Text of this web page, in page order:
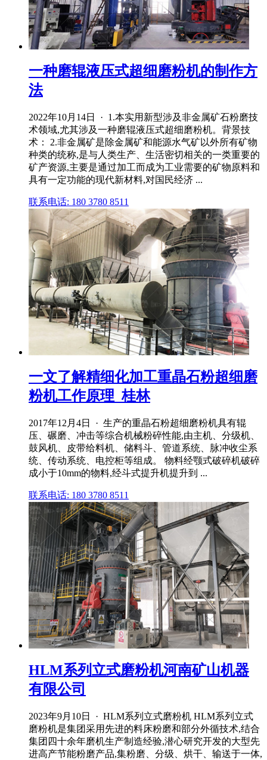
一种磨辊液压式超细磨粉机的制作方
法
2022年10月14日 · 1.本实用新型涉及非金属矿石粉磨技
术领域,尤其涉及一种磨辊液压式超细磨粉机。背景技
术： 2.非金属矿是除金属矿和能源水气矿以外所有矿物
种类的统称,是与人类生产、生活密切相关的一类重要的
矿产资源,主要是通过加工而成为工业需要的矿物原料和
具有一定功能的现代新材料,对国民经济 ...
联系电话: 180 3780 8511
一文了解精细化加工重晶石粉超细磨
粉机工作原理_桂林
2017年12月4日 · 生产的重晶石粉超细磨粉机具有辊
压、碾磨、冲击等综合机械粉碎性能,由主机、分级机、
鼓风机、皮带给料机、储料斗、管道系统、脉冲收尘系
统、传动系统、电控柜等组成。 物料经颚式破碎机破碎
成小于10mm的物料,经斗式提升机提升到 ...
联系电话: 180 3780 8511
HLM系列立式磨粉机河南矿山机器
有限公司
2023年9月10日 · HLM系列立式磨粉机 HLM系列立式
磨粉机是集团采用先进的料床粉磨和部分外循技术,结合
集团四十余年磨机生产制造经验,潜心研究开发的大型先
进高产节能粉磨产品,集粉磨、分级、烘干、输送于一体,